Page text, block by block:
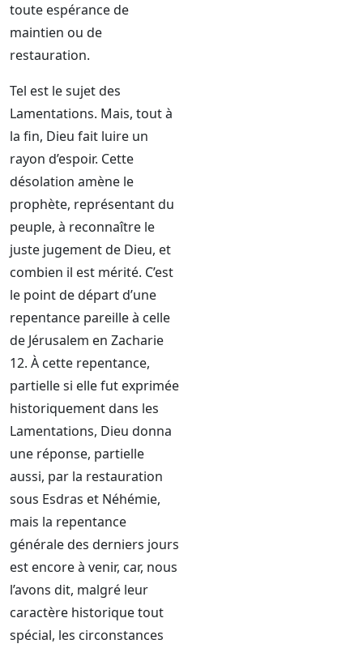
toute espérance de
maintien ou de
restauration.
Tel est le sujet des
Lamentations. Mais, tout à
la fin, Dieu fait luire un
rayon d’espoir. Cette
désolation amène le
prophète, représentant du
peuple, à reconnaître le
juste jugement de Dieu, et
combien il est mérité. C’est
le point de départ d’une
repentance pareille à celle
de Jérusalem en Zacharie
12. À cette repentance,
partielle si elle fut exprimée
historiquement dans les
Lamentations, Dieu donna
une réponse, partielle
aussi, par la restauration
sous Esdras et Néhémie,
mais la repentance
générale des derniers jours
est encore à venir, car, nous
l’avons dit, malgré leur
caractère historique tout
spécial, les circonstances